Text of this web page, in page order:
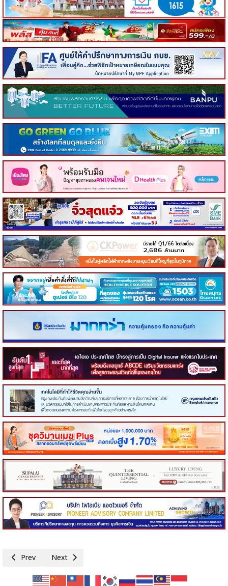
Previous article: Responsible Voices สำหรับ Finfluencer รุ่นที่ 2 เดินหน้
Prev Next article: TQM Member Get Member ประจำปี 2568
Next